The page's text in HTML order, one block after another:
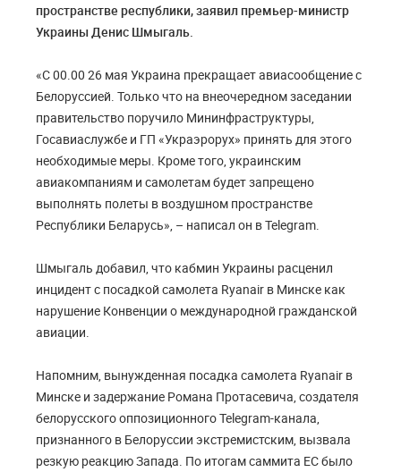
пространстве республики, заявил премьер-министр
Украины Денис Шмыгаль.
«С 00.00 26 мая Украина прекращает авиасообщение с
Белоруссией. Только что на внеочередном заседании
правительство поручило Мининфраструктуры,
Госавиаслужбе и ГП «Украэрорух» принять для этого
необходимые меры. Кроме того, украинским
авиакомпаниям и самолетам будет запрещено
выполнять полеты в воздушном пространстве
Республики Беларусь», – написал он в Telegram.
Шмыгаль добавил, что кабмин Украины расценил
инцидент с посадкой самолета Ryanair в Минске как
нарушение Конвенции о международной гражданской
авиации.
Напомним, вынужденная посадка самолета Ryanair в
Минске и задержание Романа Протасевича, создателя
белорусского оппозиционного Telegram-канала,
признанного в Белоруссии экстремистским, вызвала
резкую реакцию Запада. По итогам саммита ЕС было